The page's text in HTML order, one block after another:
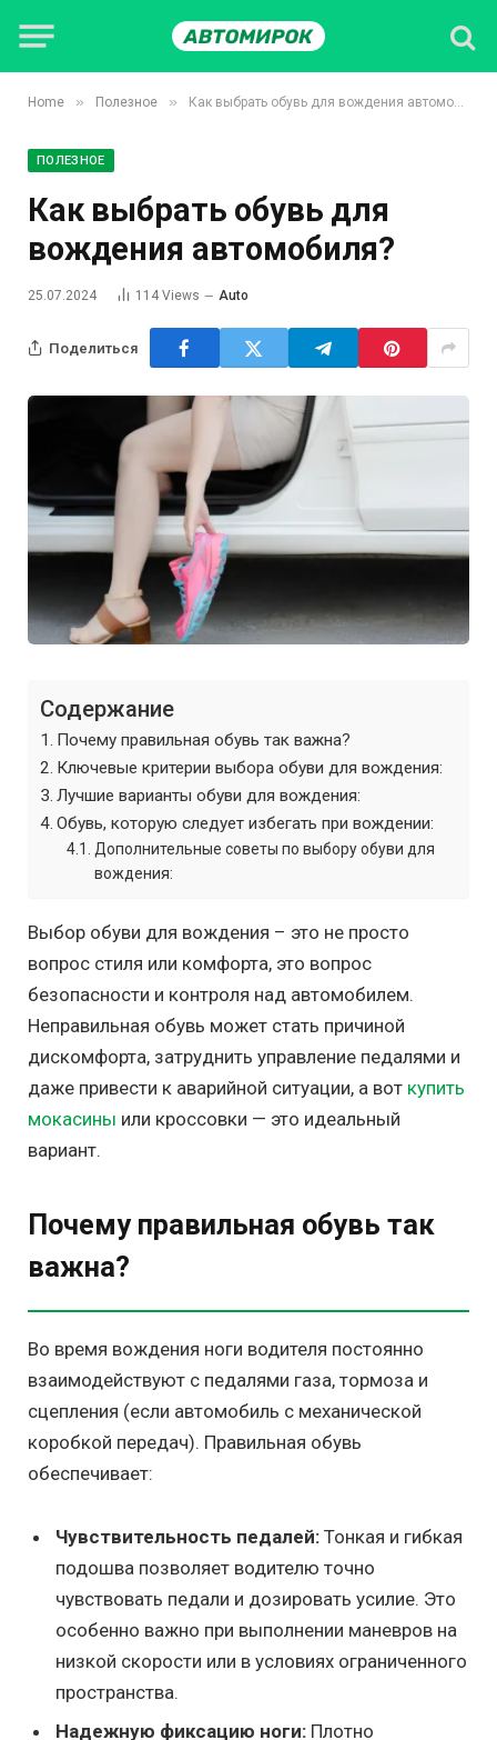
Home » Полезное » Как выбрать обувь для вождения автомобиля?
ПОЛЕЗНОЕ
Как выбрать обувь для
вождения автомобиля?
25.07.2024 114 Views Auto
Поделиться
Содержание
Почему правильная обувь так важна?
Ключевые критерии выбора обуви для вождения:
Лучшие варианты обуви для вождения:
Обувь, которую следует избегать при вождении:
Дополнительные советы по выбору обуви для
вождения:
Выбор обуви для вождения – это не просто
вопрос стиля или комфорта, это вопрос
безопасности и контроля над автомобилем.
Неправильная обувь может стать причиной
дискомфорта, затруднить управление педалями и
даже привести к аварийной ситуации, а вот купить
мокасины или кроссовки — это идеальный
вариант.
Почему правильная обувь так
важна?
Во время вождения ноги водителя постоянно
взаимодействуют с педалями газа, тормоза и
сцепления (если автомобиль с механической
коробкой передач). Правильная обувь
обеспечивает:
Чувствительность педалей: Тонкая и гибкая
подошва позволяет водителю точно
чувствовать педали и дозировать усилие. Это
особенно важно при выполнении маневров на
низкой скорости или в условиях ограниченного
пространства.
Надежную фиксацию ноги: Плотно